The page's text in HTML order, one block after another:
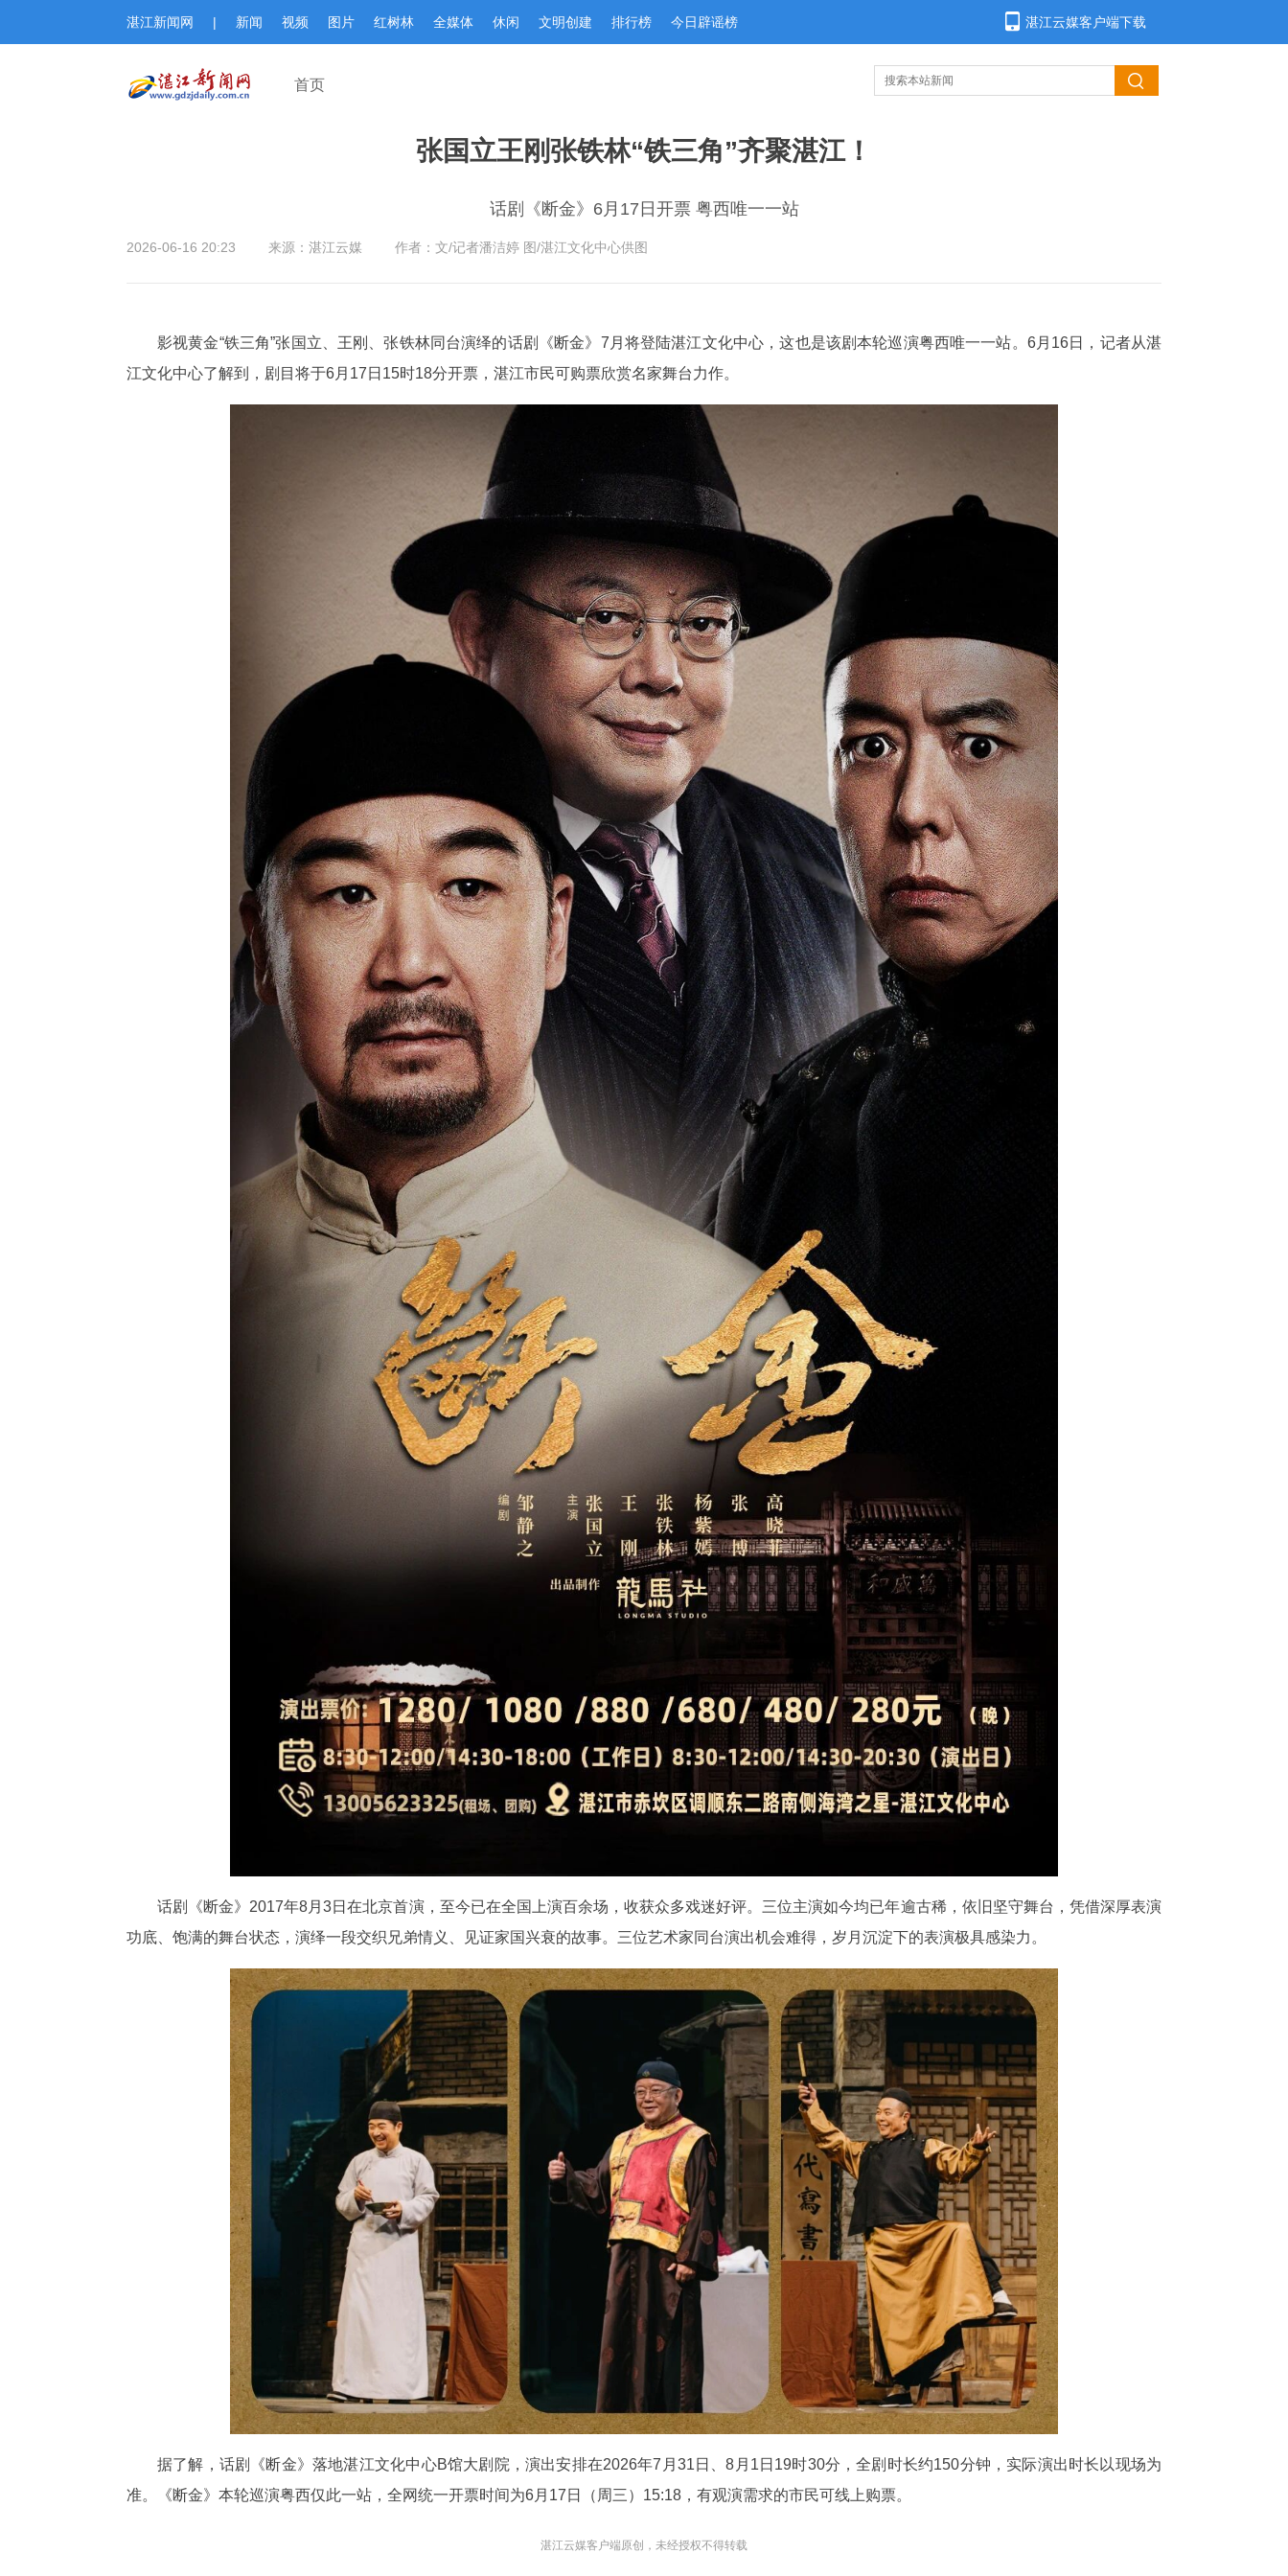
湛江新闻网 | 新闻 视频 图片 红树林 全媒体 休闲 文明创建 排行榜 今日辟谣榜 湛江云媒客户端下载
首页
张国立王刚张铁林“铁三角”齐聚湛江！
话剧《断金》6月17日开票 粤西唯一一站
2026-06-16 20:23 来源：湛江云媒 作者：文/记者潘洁婷 图/湛江文化中心供图
影视黄金“铁三角”张国立、王刚、张铁林同台演绎的话剧《断金》7月将登陆湛江文化中心，这也是该剧本轮巡演粤西唯一一站。6月16日，记者从湛
江文化中心了解到，剧目将于6月17日15时18分开票，湛江市民可购票欣赏名家舞台力作。
话剧《断金》2017年8月3日在北京首演，至今已在全国上演百余场，收获众多戏迷好评。三位主演如今均已年逾古稀，依旧坚守舞台，凭借深厚表演
功底、饱满的舞台状态，演绎一段交织兄弟情义、见证家国兴衰的故事。三位艺术家同台演出机会难得，岁月沉淀下的表演极具感染力。
据了解，话剧《断金》落地湛江文化中心B馆大剧院，演出安排在2026年7月31日、8月1日19时30分，全剧时长约150分钟，实际演出时长以现场为
准。《断金》本轮巡演粤西仅此一站，全网统一开票时间为6月17日（周三）15:18，有观演需求的市民可线上购票。
湛江云媒客户端原创，未经授权不得转载